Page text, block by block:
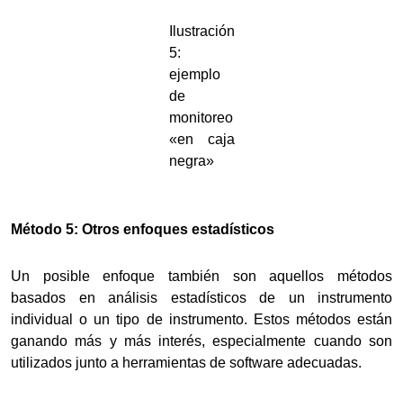
Ilustración
5:
ejemplo
de
monitoreo
«en caja
negra»
Método 5: Otros enfoques estadísticos
Un posible enfoque también son aquellos métodos
basados en análisis estadísticos de un instrumento
individual o un tipo de instrumento. Estos métodos están
ganando más y más interés, especialmente cuando son
utilizados junto a herramientas de software adecuadas.